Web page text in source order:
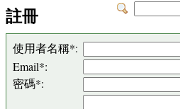
註冊
使用者名稱*:
Email*:
密碼*: